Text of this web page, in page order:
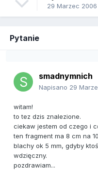
29 Marzec 2006
Pytanie
smadnymnich
Napisano 29
witam!
to tez dzis znalezione.
ciekaw jestem od czego i
ten fragment ma 8 cm na
blachy ok 5 mm, gdyby
wdzięczny.
pozdrawiam...